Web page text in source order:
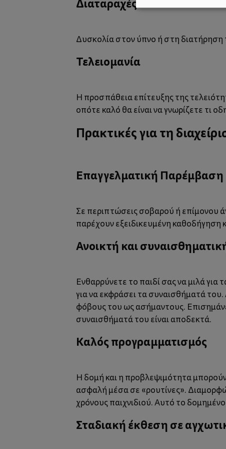
Διαταραχές του ύπνου
Δυσκολία στον ύπνο ή στη διατήρηση
Τελειομανία
Η προσπάθεια επίτευξης της
οπότε καλό θα είναι να γνωρίζετε τι
Πρακτικές για τη
Επαγγελματική Παρέμβαση
Σε περιπτώσεις σοβαρού ή επίμονου
παρέχουν εξειδικευμένη καθοδήγηση
Ανοικτή και
Ενθαρρύνετε το παιδί σας να μιλά
για να εκφράσει τα συναισθήματά
φόβους του ως ασήμαντους.
συναισθήματά του είναι αποδεκτά.
Καλός προγραμματισμός
Η δομή και η προβλεψιμότητα
ασφαλή μέσα σε «ρουτίνες».
χρόνους παιχνιδιού. Αυτό το
Σταδιακή έκθεση σε